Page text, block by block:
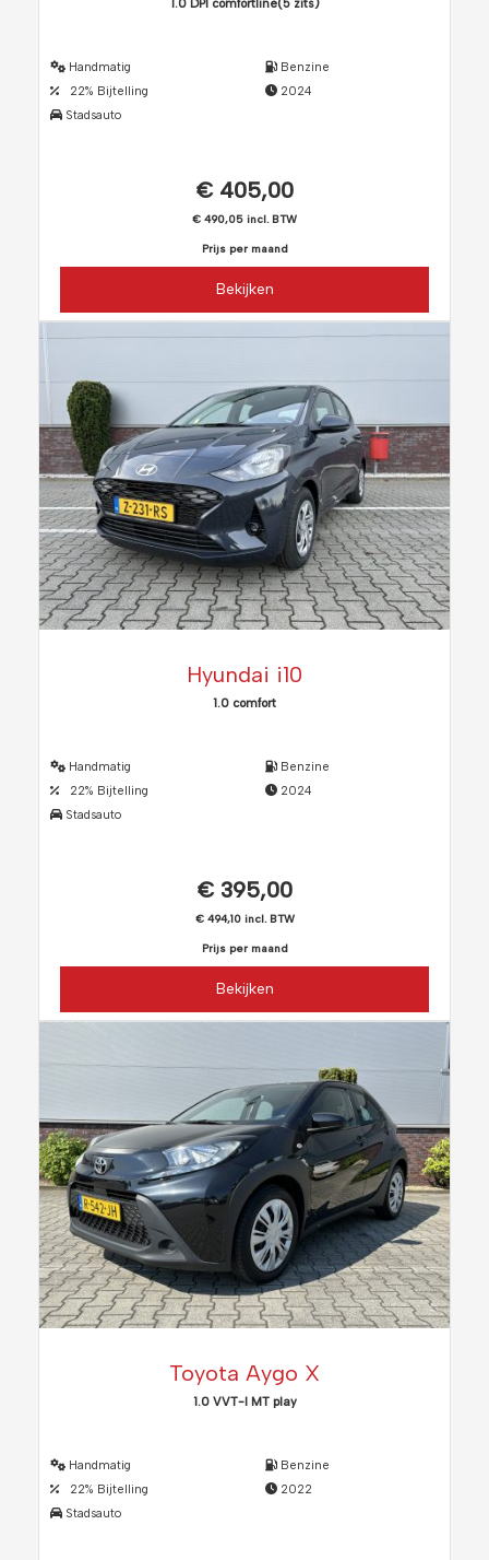
1.0 DPI comfortline(5 zits)
Handmatig
22% Bijtelling
Stadsauto
Benzine
2024
€ 405,00
€ 490,05 incl. BTW
Prijs per maand
Bekijken
Hyundai i10
1.0 comfort
Handmatig
22% Bijtelling
Stadsauto
Benzine
2024
€ 395,00
€ 494,10 incl. BTW
Prijs per maand
Bekijken
Toyota Aygo X
1.0 VVT-I MT play
Handmatig
22% Bijtelling
Stadsauto
Benzine
2022